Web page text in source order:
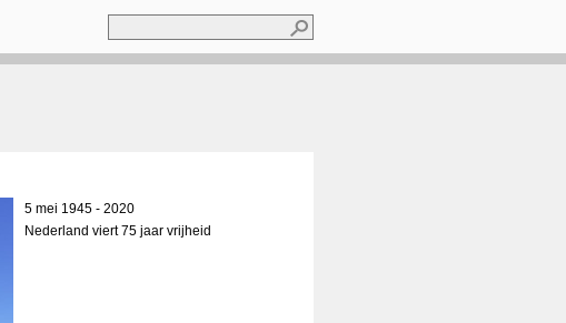
Zoekveld
5 mei 1945 - 2020
Nederland viert 75 jaar vrijheid